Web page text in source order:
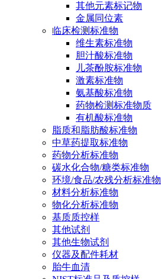
其他元素标记物
金属同位素
临床检测标准物
维生素标准物
胆汁酸标准物
儿茶酚胺标准物
激素标准物
氨基酸标准物
药物检测标准物质
有机酸标准物
脂质和脂肪酸标准物
中草药提取标准物
药物分析标准物
碳水化合物/糖类标准物
环境/食品/农残分析标准物
材料分析标准物
物化分析标准物
基质质控样
其他试剂
其他生物试剂
仪器及配件耗材
胎牛血清